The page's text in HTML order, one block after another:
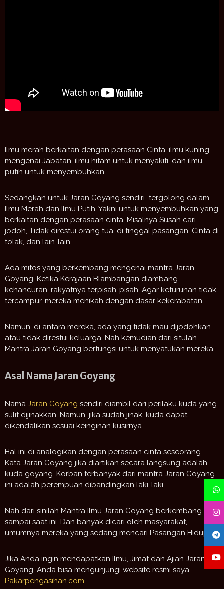
Ilmu merah berkaitan dengan perasaan Cinta, ilmu kuning
mengenai Jabatan, ilmu hitam untuk menyakiti, dan ilmu
putih untuk menyembuhkan.
Sedangkan untuk Jaran Goyang sendiri tergolong dalam
Ilmu Merah dan Ilmu Putih. Yakni untuk menyembuhkan yang
berkaitan dengan perasaan cinta. Misalnya Susah cari
jodoh, Tidak direstui orang tua, di tinggal pasangan, Cinta di
tolak, dan lain-lain.
Ada mitos yang berkembang mengenai mantra Jaran
Goyang. Ketika Kerajaan Blambangan diambang
kehancuran, rakyatnya terpisah-pisah. Agar keturunan tidak
tercampur, mereka menikah dengan dasar kekerabatan.
Namun, di antara mereka, ada yang tidak mau dijodohkan
atau tidak direstui keluarga. Nah kemudian dari situlah
Mantra Jaran Goyang berfungsi untuk menyatukan mereka.
Asal Nama Jaran Goyang
Nama Jaran Goyang sendiri diambil dari perilaku kuda yang
sulit dijinakkan. Namun, jika sudah jinak, kuda dapat
dikendalikan sesuai keinginan kusirnya.
Hal ini di analogikan dengan perasaan cinta seseorang.
Kata Jaran Goyang jika diartikan secara langsung adalah
kuda goyang. Korban terbanyak dari mantra Jaran Goyang
ini adalah perempuan dibandingkan laki-laki.
Nah dari sinilah Mantra Ilmu Jaran Goyang berkembang
sampai saat ini. Dan banyak dicari oleh masyarakat,
umumnya mereka yang sedang mencari Pasangan Hidup.
Jika Anda ingin mendapatkan Ilmu, Jimat dan Ajian Jaran
Goyang. Anda bisa mengunjungi website resmi saya
Pakarpengasihan.com.